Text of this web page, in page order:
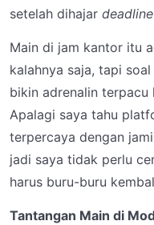
setelah dihajar deadline
Main di jam kantor itu
kalahnya saja, tapi
bikin adrenalin terpacu
Apalagi saya tahu
terpercaya dengan
jadi saya tidak perlu
harus buru-buru
Tantangan Main di